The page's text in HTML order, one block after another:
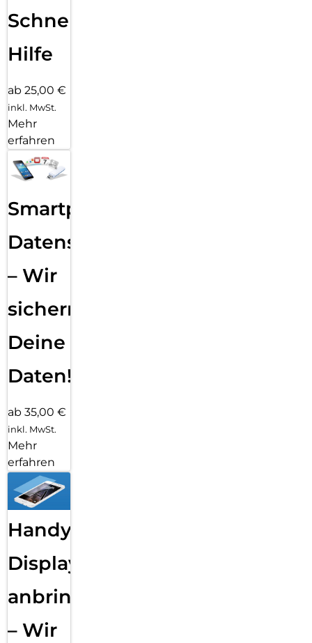
Schnelle
Hilfe
ab 25,00 €
inkl. MwSt.
Mehr
erfahren
Smartphone
Datensicherung
– Wir
sichern
Deine
Daten!
ab 35,00 €
inkl. MwSt.
Mehr
erfahren
Handy
Displayfolie
anbringen
– Wir